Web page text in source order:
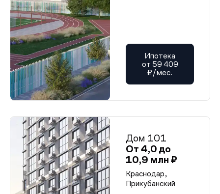
Ипотека
от 59 409
₽/мес.
Дом 101
От 4,0 до
10,9 млн ₽
Краснодар,
Прикубанский